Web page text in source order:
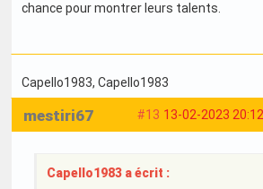
chance pour montrer leurs talents.
Capello1983, Capello1983
#13 13-02-2023 20:12
mestiri67
Capello1983 a écrit :